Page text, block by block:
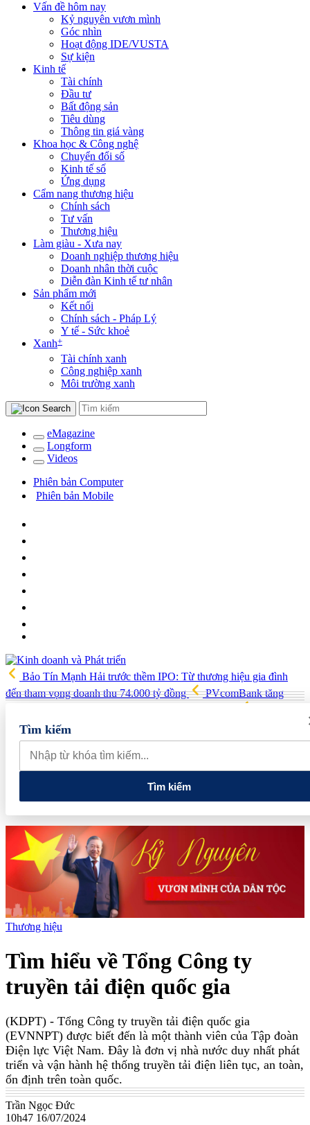
Vấn đề hôm nay
Kỷ nguyên vươn mình
Góc nhìn
Hoạt động IDE/VUSTA
Sự kiện
Kinh tế
Tài chính
Đầu tư
Bất động sản
Tiêu dùng
Thông tin giá vàng
Khoa học & Công nghệ
Chuyển đổi số
Kinh tế số
Ứng dụng
Cẩm nang thương hiệu
Chính sách
Tư vấn
Thương hiệu
Làm giàu - Xưa nay
Doanh nghiệp thương hiệu
Doanh nhân thời cuộc
Diễn đàn Kinh tế tư nhân
Sản phẩm mới
Kết nối
Chính sách - Pháp Lý
Y tế - Sức khoẻ
Xanh+
Tài chính xanh
Công nghiệp xanh
Môi trường xanh
eMagazine
Longform
Videos
Phiên bản Computer
Phiên bản Mobile
Bảo Tín Mạnh Hải trước thềm IPO: Từ thương hiệu gia đình
đến tham vọng doanh thu 74.000 tỷ đồng
PVcomBank tăng
Australia xây dựng, triển khai chiến lược kết nối khoa học công
nghệ và đổi mới sáng tạo tầm nhìn dài hạn
5 chính sách lớn mở
đường cho thị trường hàng hóa phái sinh
thắp sáng ngọn lửa 'Tôi yêu Tổ quốc tôi'
Tìm kiếm
Tìm kiếm
Thương hiệu
Tìm hiểu về Tổng Công ty
truyền tải điện quốc gia
(KDPT) - Tổng Công ty truyền tải điện quốc gia
(EVNNPT) được biết đến là một thành viên của Tập đoàn
Điện lực Việt Nam. Đây là đơn vị nhà nước duy nhất phát
triển và vận hành hệ thống truyền tải điện liên tục, an toàn,
ổn định trên toàn quốc.
Trần Ngọc Đức
10h47 16/07/2024